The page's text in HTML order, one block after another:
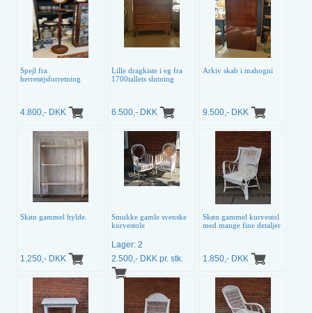
Spejl fra
herretøjsforretning
4.800,- DKK
Lille dragkiste i eg fra
1700tallets slutning
6.500,- DKK
Arkiv skab i mahogni
9.500,- DKK
Skøn gammel hylde.
1.250,- DKK
Smukke gamle svenske
kurvestole
Lager: 2
2.500,- DKK pr. stk.
Skøn gammel kurvestol
med mange fine detaljer
1.850,- DKK